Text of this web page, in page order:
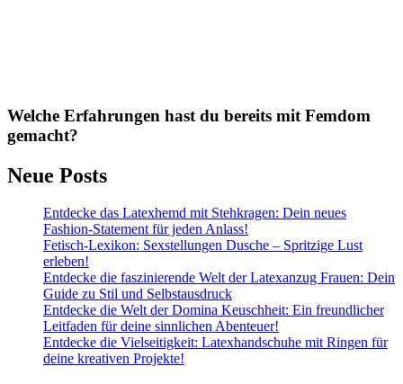
Welche Erfahrungen hast du bereits mit Femdom
gemacht?
Neue Posts
Entdecke das Latexhemd mit Stehkragen: Dein neues
Fashion-Statement für jeden Anlass!
Fetisch-Lexikon: Sexstellungen Dusche – Spritzige Lust
erleben!
Entdecke die faszinierende Welt der Latexanzug Frauen: Dein
Guide zu Stil und Selbstausdruck
Entdecke die Welt der Domina Keuschheit: Ein freundlicher
Leitfaden für deine sinnlichen Abenteuer!
Entdecke die Vielseitigkeit: Latexhandschuhe mit Ringen für
deine kreativen Projekte!